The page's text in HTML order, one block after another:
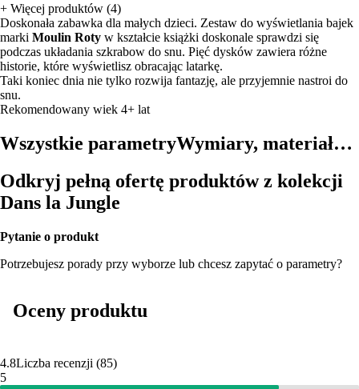
+ Więcej produktów (4)
Doskonała zabawka dla małych dzieci. Zestaw do wyświetlania bajek
marki Moulin Roty w kształcie książki doskonale sprawdzi się
podczas układania szkrabow do snu. Pięć dysków zawiera różne
historie, które wyświetlisz obracając latarkę.
Taki koniec dnia nie tylko rozwija fantazję, ale przyjemnie nastroi do
snu.
Rekomendowany wiek 4+ lat
Wszystkie parametryWymiary, materiał…
Odkryj pełną ofertę produktów z kolekcji
Dans la Jungle
Pytanie o produkt
Potrzebujesz porady przy wyborze lub chcesz zapytać o parametry?
Oceny produktu
4.8Liczba recenzji (85)
5